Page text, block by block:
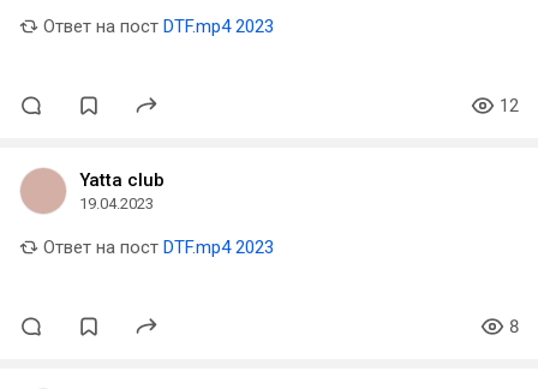
Ответ на пост DTF.mp4 2023
12
Yatta club
19.04.2023
Ответ на пост DTF.mp4 2023
8